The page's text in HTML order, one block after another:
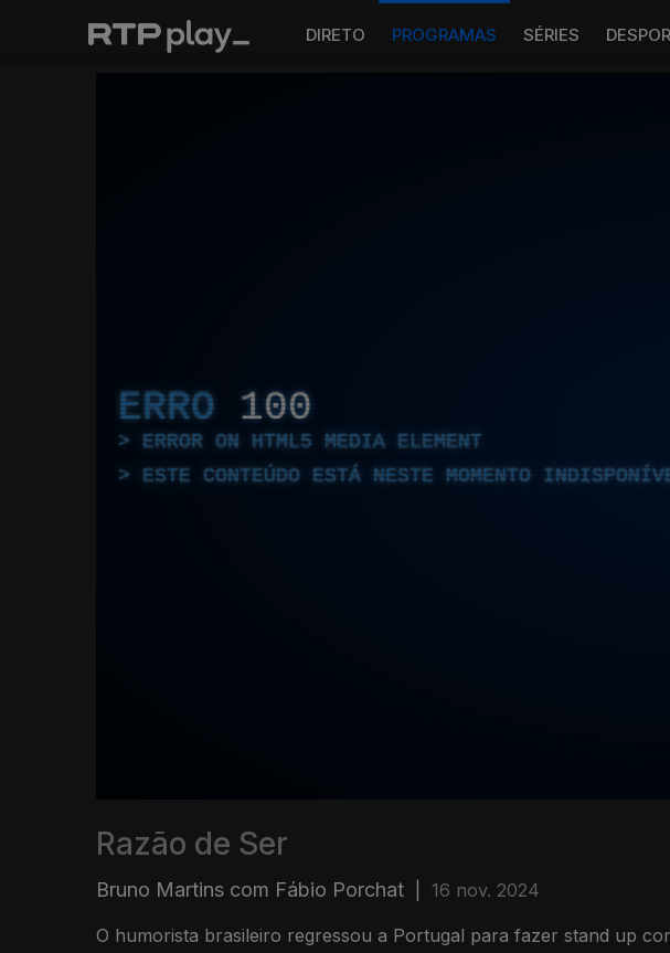
DIRETO PROGRAMAS SÉRIES
ERRO 100
ERROR ON HTML5 MEDIA ELEMENT
ESTE CONTEÚDO ESTÁ NESTE MOMENTO
Razão de Ser
Bruno Martins com Fábio Porchat 16 nov. 2024
O humorista brasileiro regressou a Portugal para fazer stand up